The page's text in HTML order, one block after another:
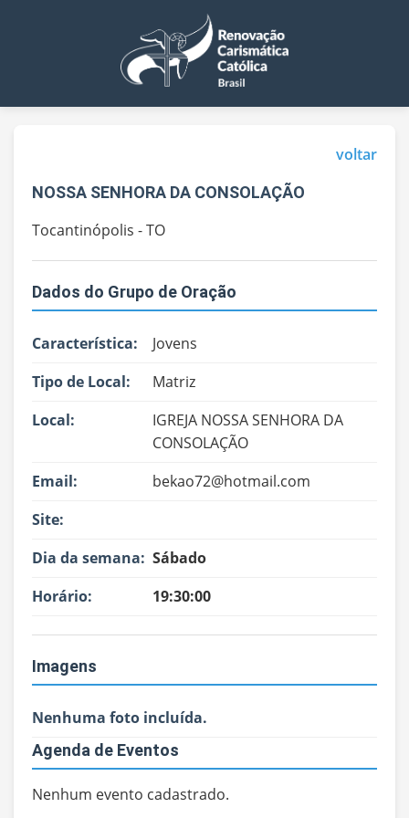
voltar
NOSSA SENHORA DA CONSOLAÇÃO
Tocantinópolis - TO
Dados do Grupo de Oração
Característica:
Jovens
Tipo de Local:
Matriz
Local:
IGREJA NOSSA SENHORA DA
CONSOLAÇÃO
Email:
bekao72@hotmail.com
Site:
Dia da semana: Sábado
Horário:
19:30:00
Imagens
Nenhuma foto incluída.
Agenda de Eventos
Nenhum evento cadastrado.